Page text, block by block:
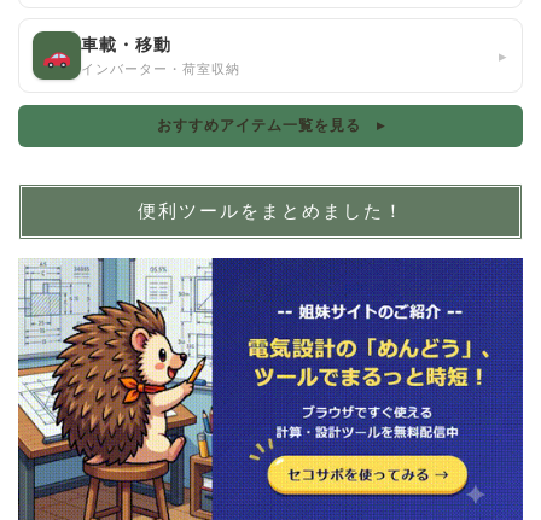
車載・移動
インバーター・荷室収納
▸
おすすめアイテム一覧を見る ▸
便利ツールをまとめました！